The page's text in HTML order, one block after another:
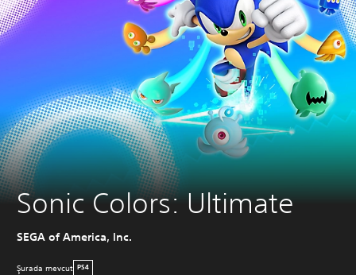
Sonic Colors: Ultimate
SEGA of America, Inc.
Şurada mevcut PS4